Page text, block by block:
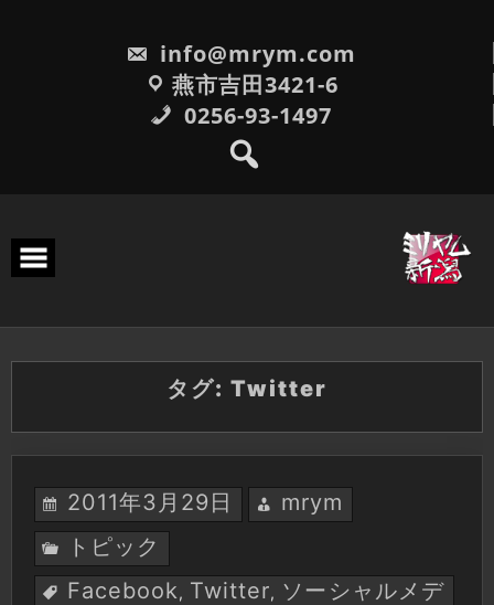
info@mrym.com
燕市吉田3421-6
0256-93-1497
タグ: Twitter
2011年3月29日
mrym
トピック
Facebook, Twitter, ソーシャルメデ